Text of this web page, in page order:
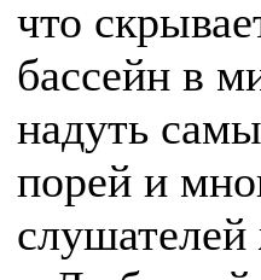
что
бассейн в
надуть
порей и
слушателей